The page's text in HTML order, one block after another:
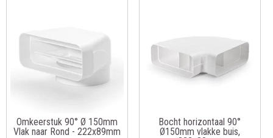
Omkeerstuk 90° Ø 150mm
Vlak naar Rond - 222x89mm
Bocht horizontaal 90°
Ø150mm vlakke buis,